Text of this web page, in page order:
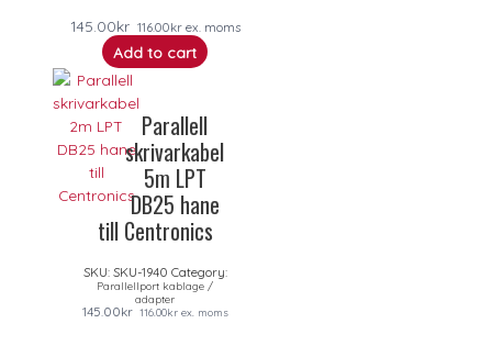
145.00kr 116.00krex. moms
Add to cart
Parallell
skrivarkabel
5m LPT
DB25 hane
till Centronics
SKU: SKU-1940 Category:
Parallellport kablage /
adapter
145.00kr 116.00krex. moms